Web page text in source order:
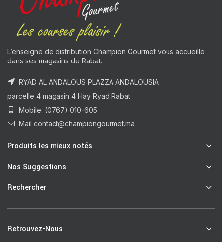
L’enseigne de distribution Champion Gourmet vous accueille
dans ses magasins de Rabat.
RYAD AL ANDALOUS PLAZZA ANDALOUSIA
parcelle 4 magasin 4 Hay Ryad Rabat
Mobile: (0767) 010-605
Mail contact@championgourmet.ma
Produits les mieux notés
Nos Suggestions
Rechercher
Retrouvez-Nous